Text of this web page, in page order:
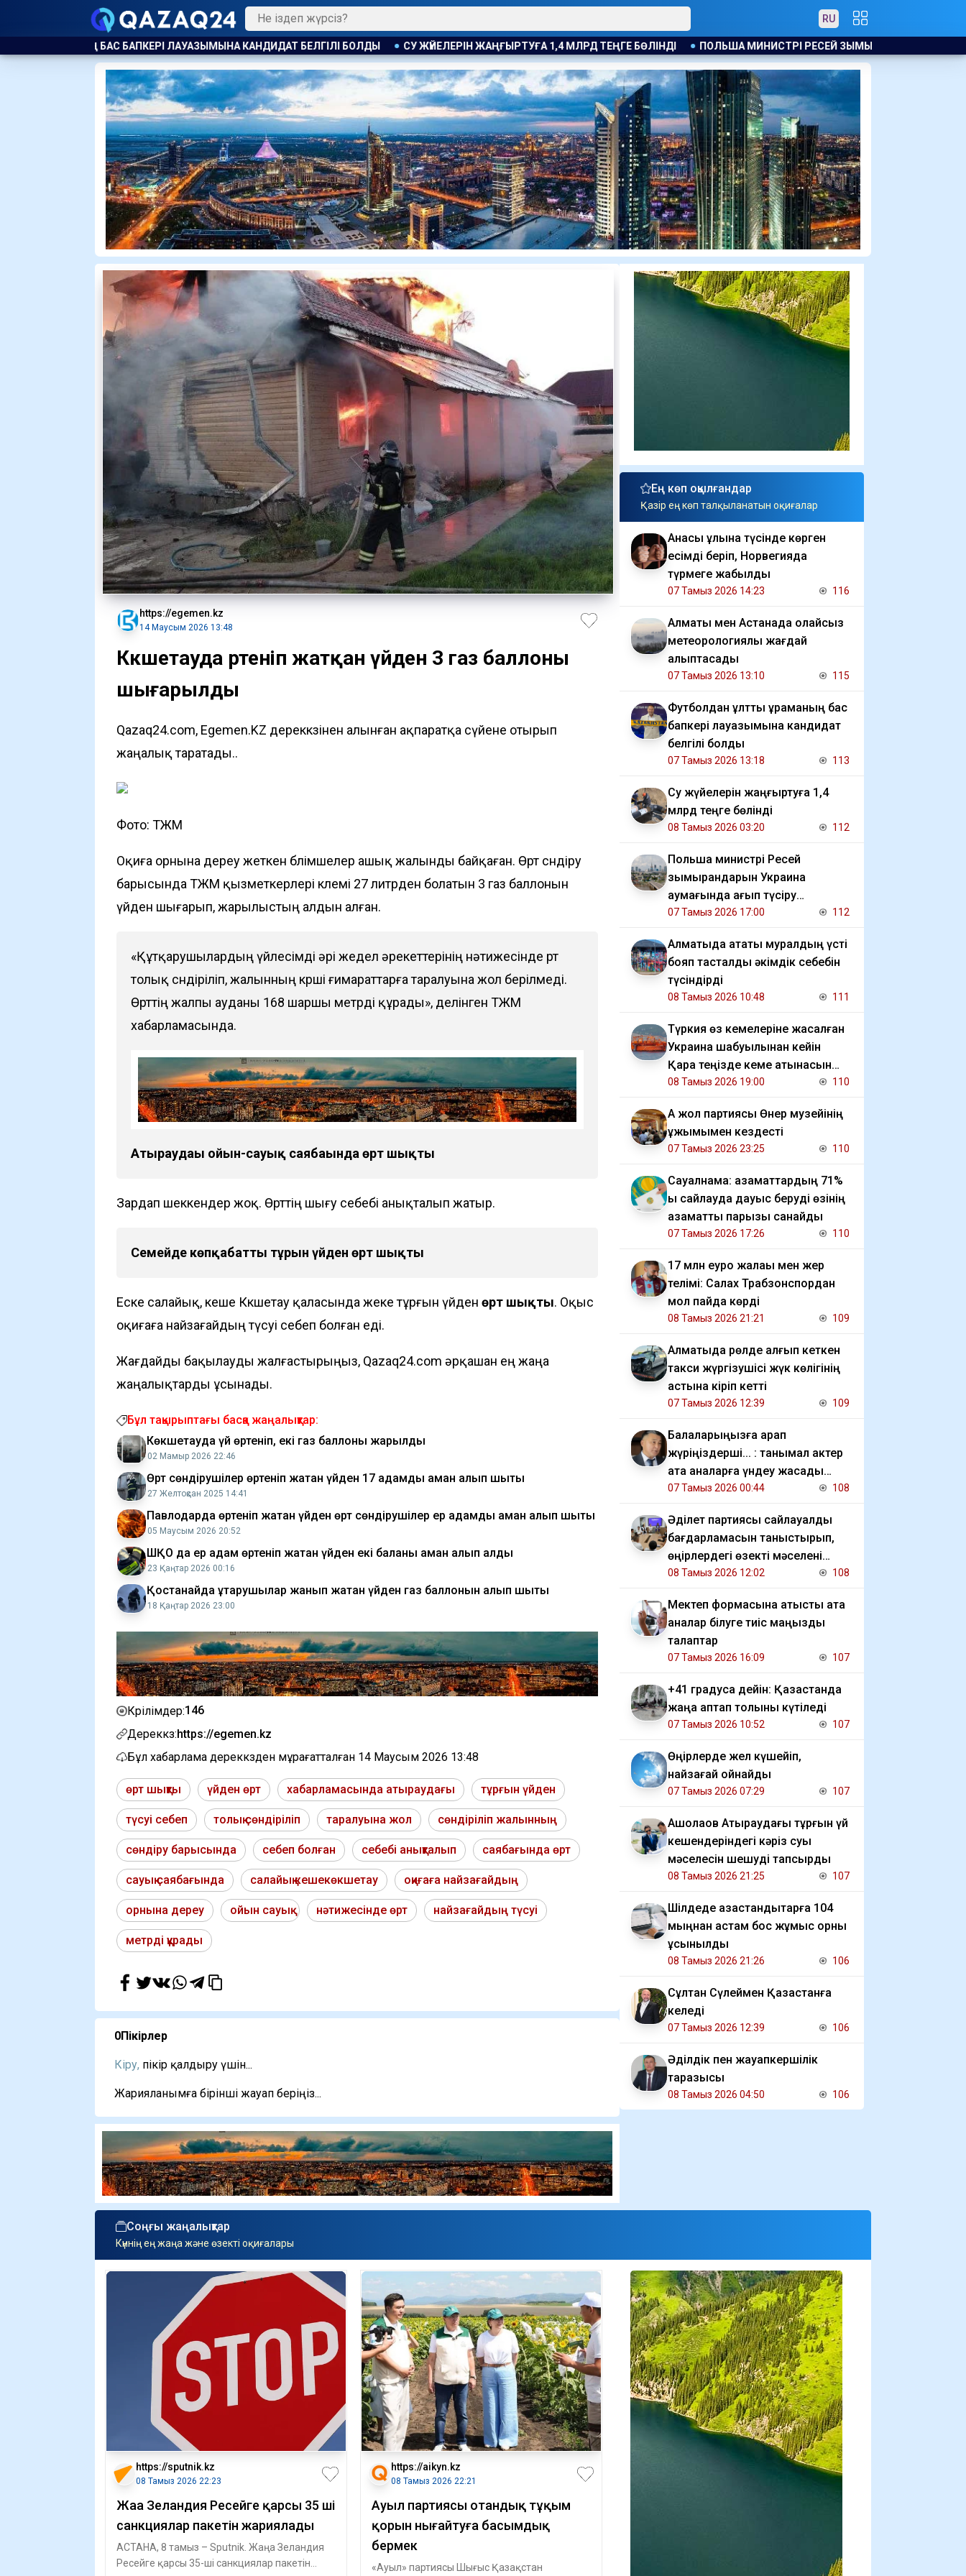
RU
КАНДИДАТ БЕЛГІЛІ БОЛДЫ СУ ЖҮЙЕЛЕРІН ЖАҢҒЫРТУҒА 1,4 МЛРД ТЕҢГЕ БӨЛІНДІ ПОЛЬША МИНИСТРІ РЕСЕЙ ЗЫМЫРАНДАРЫН УКРАИНА АУМАҒЫНДА ҚАҒЫП ТҮСІРУ
https://egemen.kz
14 Маусым 2026 13:48
Көкшетауда өртеніп жатқан үйден 3 газ баллоны
шығарылды
Qazaq24.com, Egemen.KZ дереккөзінен алынған ақпаратқа сүйене отырып
жаңалық таратады..
Фото: ТЖМ
Оқиға орнына дереу жеткен бөлімшелер ашық жалынды байқаған. Өрт сөндіру
барысында ТЖМ қызметкерлері көлемі 27 литрден болатын 3 газ баллонын
үйден шығарып, жарылыстың алдын алған.
«Құтқарушылардың үйлесімді әрі жедел әрекеттерінің нәтижесінде өрт
толық сөндіріліп, жалынның көрші ғимараттарға таралуына жол берілмеді.
Өрттің жалпы ауданы 168 шаршы метрді құрады», делінген ТЖМ
хабарламасында.
Атыраудағы ойын-сауық саябағында өрт шықты
Зардап шеккендер жоқ. Өрттің шығу себебі анықталып жатыр.
Семейде көпқабатты тұрғын үйден өрт шықты
Еске салайық, кеше Көкшетау қаласында жеке тұрғын үйден өрт шықты. Оқыс
оқиғаға найзағайдың түсуі себеп болған еді.
Жағдайды бақылауды жалғастырыңыз, Qazaq24.com әрқашан ең жаңа
жаңалықтарды ұсынады.
Бұл тақырыптағы басқа жаңалықтар:
Көкшетауда үй өртеніп, екі газ баллоны жарылды
02 Мамыр 2026 22:46
Өрт сөндірушілер өртеніп жатқан үйден 17 адамды аман алып шықты
27 Желтоқсан 2025 14:41
Павлодарда өртеніп жатқан үйден өрт сөндірушілер ер адамды аман алып шықты
05 Маусым 2026 20:52
ШҚО да ер адам өртеніп жатқан үйден екі баланы аман алып қалды
23 Қаңтар 2026 00:16
Қостанайда құтқарушылар жанып жатқан үйден газ баллонын алып шықты
18 Қаңтар 2026 23:00
Көрілімдер:146
Дереккөз:https://egemen.kz
Бұл хабарлама дереккөзден мұрағатталған 14 Маусым 2026 13:48
өрт шықты үйден өрт хабарламасында атыраудағы тұрғын үйден
түсуі себеп толық сөндіріліп таралуына жол сөндіріліп жалынның
сөндіру барысында себеп болған себебі анықталып саябағында өрт
сауық саябағында салайық кешекөкшетау оқиғаға найзағайдың
орнына дереу ойын сауық нәтижесінде өрт найзағайдың түсуі
метрді құрады
0Пікірлер
Кіру, пікір қалдыру үшін...
Жарияланымға бірінші жауап беріңіз...
Ең көп оқылғандар
Қазір ең көп талқыланатын оқиғалар
Анасы ұлына түсінде көрген
есімді беріп, Норвегияда
түрмеге жабылды
07 Тамыз 2026 14:23 116
Алматы мен Астанада қолайсыз
метеорологиялық жағдай
қалыптасады
07 Тамыз 2026 13:10 115
Футболдан ұлттық құраманың бас
бапкері лауазымына кандидат
белгілі болды
07 Тамыз 2026 13:18 113
Су жүйелерін жаңғыртуға 1,4
млрд теңге бөлінді
08 Тамыз 2026 03:20 112
Польша министрі Ресей
зымырандарын Украина
аумағында қағып түсіру
мәселесін көтерді
07 Тамыз 2026 17:00 112
Алматыда атақты муралдың үсті
бояп тасталды әкімдік себебін
түсіндірді
08 Тамыз 2026 10:48 111
Түркия өз кемелеріне жасалған
Украина шабуылынан кейін
Қара теңізде кеме қатынасын
шектеді
08 Тамыз 2026 19:00 110
Ақ жол партиясы Өнер музейінің
ұжымымен кездесті
07 Тамыз 2026 23:25 110
Сауалнама: азаматтардың 71%
ы сайлауда дауыс беруді өзінің
азаматтық парызы санайды
07 Тамыз 2026 17:26 110
17 млн еуро жалақы мен жер
телімі: Салах Трабзонспордан
мол пайда көрді
08 Тамыз 2026 21:21 109
Алматыда рөлде қалғып кеткен
такси жүргізушісі жүк көлігінің
астына кіріп кетті
07 Тамыз 2026 12:39 109
Балаларыңызға қарап
жүріңіздерші... : танымал актер
ата аналарға үндеу жасады
(видео)
07 Тамыз 2026 00:44 108
Әділет партиясы сайлауалды
бағдарламасын таныстырып,
өңірлердегі өзекті мәселені
талқылады
08 Тамыз 2026 12:02 108
Мектеп формасына қатысты ата
аналар білуге тиіс маңызды
талаптар
07 Тамыз 2026 16:09 107
+41 градусқа дейін: Қазақстанда
жаңа аптап толқыны күтіледі
07 Тамыз 2026 10:52 107
Өңірлерде жел күшейіп,
найзағай ойнайды
07 Тамыз 2026 07:29 107
​Ақшолақов Атыраудағы тұрғын үй
кешендеріндегі кәріз суы
мәселесін шешуді тапсырды
08 Тамыз 2026 21:25 107
​Шілдеде қазақстандықтарға 104
мыңнан астам бос жұмыс орны
ұсынылды
08 Тамыз 2026 21:26 106
Сұлтан Сүлеймен Қазақстанға
келеді
07 Тамыз 2026 12:39 106
Әділдік пен жауапкершілік
таразысы
08 Тамыз 2026 04:50 106
Соңғы жаңалықтар
Күннің ең жаңа және өзекті оқиғалары
https://sputnik.kz
08 Тамыз 2026 22:23
Жаңа Зеландия Ресейге қарсы 35 ші
санкциялар пакетін жариялады
АСТАНА, 8 тамыз – Sputnik. Жаңа Зеландия
Ресейге қарсы 35-ші санкциялар пакетін
https://aikyn.kz
08 Тамыз 2026 22:21
Ауыл партиясы отандық тұқым
қорын нығайтуға басымдық
бермек
«Ауыл» партиясы Шығыс Қазақстан